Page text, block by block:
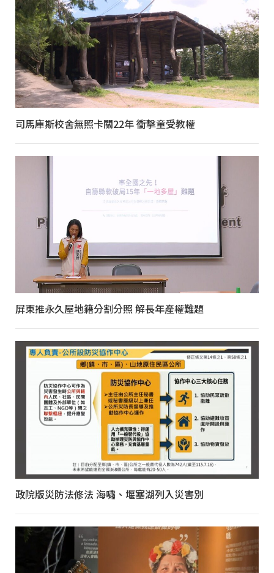
司馬庫斯校舍無照卡關22年 衝擊童受教權
屏東推永久屋地籍分割分照 解長年產權難題
政院版災防法修法 海嘯、堰塞湖列入災害別